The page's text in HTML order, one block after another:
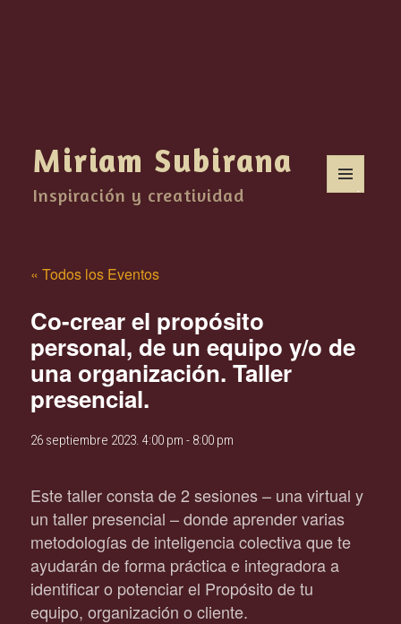
Miriam Subirana
Inspiración y creatividad
« Todos los Eventos
Co-crear el propósito
personal, de un equipo y/o de
una organización. Taller
presencial.
26 septiembre 2023. 4:00 pm - 8:00 pm
Este taller consta de 2 sesiones – una virtual y
un taller presencial – donde aprender varias
metodologías de inteligencia colectiva que te
ayudarán de forma práctica e integradora a
identificar o potenciar el Propósito de tu
equipo, organización o cliente.